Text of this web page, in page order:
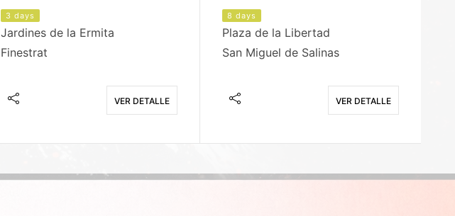
3 days
Jardines de la Ermita
Finestrat
VER DETALLE
8 days
Plaza de la Libertad
San Miguel de Salinas
VER DETALLE